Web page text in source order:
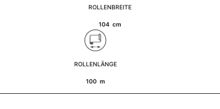
ROLLENBREITE
104 cm
ROLLENLÄNGE
100 m